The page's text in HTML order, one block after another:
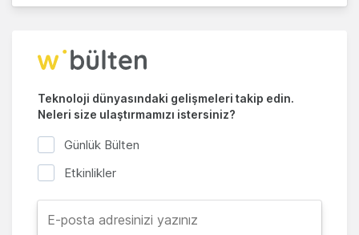
Teknoloji dünyasındaki gelişmeleri takip edin.
Neleri size ulaştırmamızı istersiniz?
Günlük Bülten
Etkinlikler